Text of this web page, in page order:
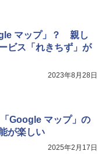
マップ」？ 親し
ビス「れきちず」が
2023年8月28日
Google マップ」の
が楽しい
2025年2月17日